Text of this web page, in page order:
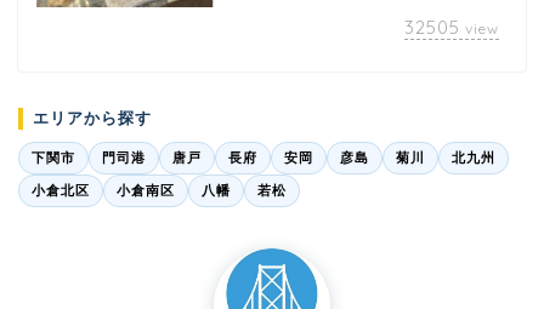
32505 view
エリアから探す
下関市 門司港 唐戸 長府 安岡 彦島 菊川 北九州
小倉北区 小倉南区 八幡 若松